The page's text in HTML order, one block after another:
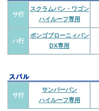
サ行
スクラムバン・ワゴン
ハイルーフ専用
ハ行
ボンゴブローニィバン
DX専用
サ行
サンバーバン
ハイルーフ専用